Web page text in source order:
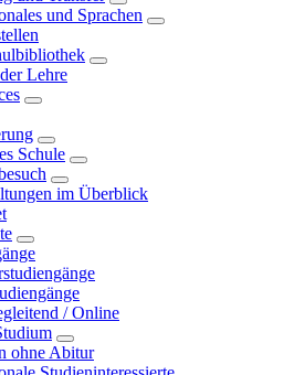
und Sprachen
Lehre
Schule
im Überblick
/ Online
ohne Abitur